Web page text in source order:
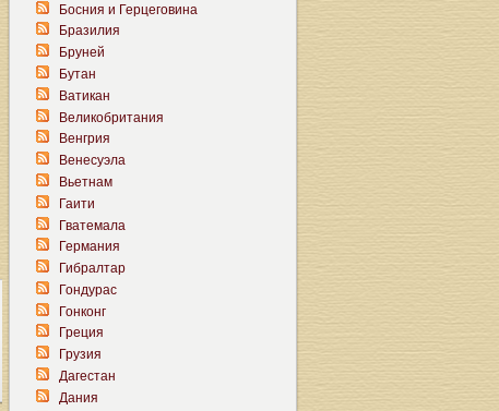
Босния и Герцеговина
Бразилия
Бруней
Бутан
Ватикан
Великобритания
Венгрия
Венесуэла
Вьетнам
Гаити
Гватемала
Германия
Гибралтар
Гондурас
Гонконг
Греция
Грузия
Дагестан
Дания